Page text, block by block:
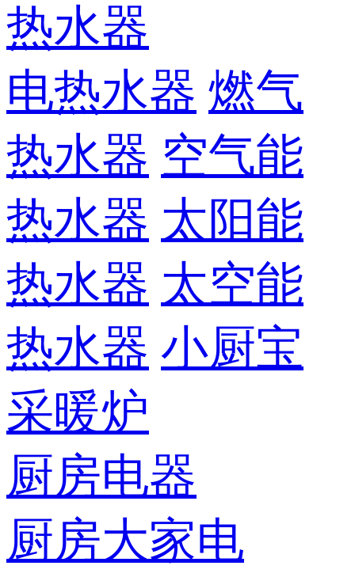
热水器
电热水器 燃气
热水器 空气能
热水器 太阳能
热水器 太空能
热水器 小厨宝
采暖炉
厨房电器
厨房大家电